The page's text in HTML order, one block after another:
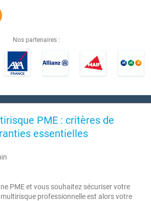
Nos partenaires :
PME : critères de
essentielles
PME et vous souhaitez sécuriser votre
professionnelle est alors votre